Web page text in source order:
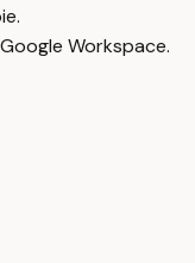
Workspace.